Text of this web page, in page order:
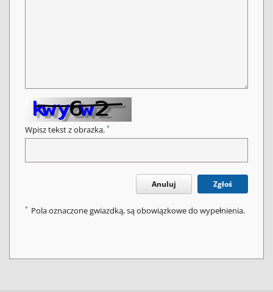
Wpisz tekst z obrazka. *
Anuluj Zgłoś
* Pola oznaczone gwiazdką, są obowiązkowe do wypełnienia.